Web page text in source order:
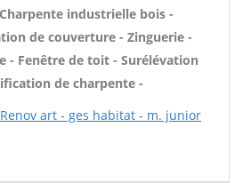
industrielle bois -
de couverture - Zinguerie -
- Fenêtre de toit - Surélévation
de charpente -
Renov art - ges habitat - m. junior